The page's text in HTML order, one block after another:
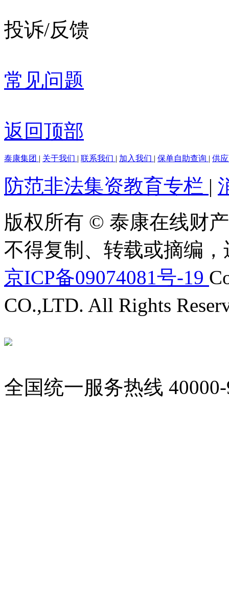
投诉/反馈
常见问题
返回顶部
泰康集团 | 关于我们 | 联系我们 | 加入我们 | 保单自助查询 | 供
防范非法集资教育专栏 |
版权所有 © 泰康在线财
不得复制、转载或摘编
京ICP备09074081号-19
CO.,LTD. All Rights
全国统一服务热线